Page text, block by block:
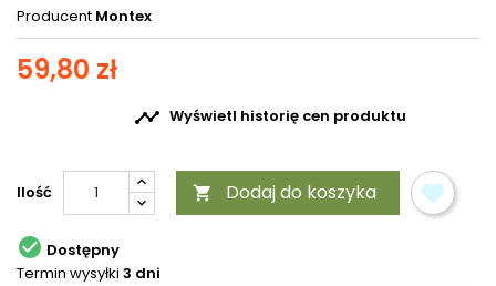
Producent Montex
59,80 zł
 Wyświetl historię cen produktu
Ilość  Dodaj do koszyka
 Dostępny
Termin wysyłki 3 dni